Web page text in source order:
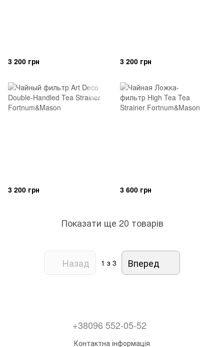
3 200 грн 3 200 грн
3 200 грн 3 600 грн
Показати ще 20 товарів
Назад 1 з 3 Вперед
+38096 552-05-52
Контактна інформація